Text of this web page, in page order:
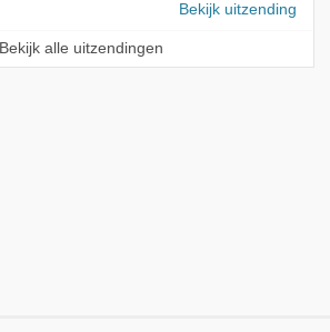
Bekijk uitzending
Bekijk alle uitzendingen